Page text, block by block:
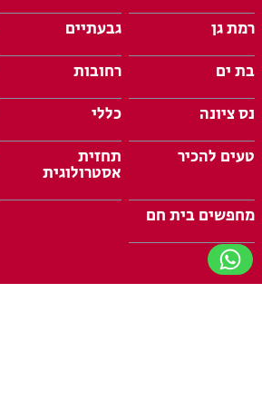
רמת גן
גבעתיים
בת ים
רחובות
נס ציונה
כללי
טעים להכיר
תחזית
אסטרולוגית
מחפשים בית חם